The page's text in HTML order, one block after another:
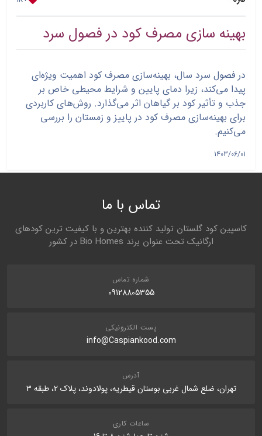
بهینه سازی مصرف کود در فصول سرد
در فصول سرد سال، بهینه‌سازی مصرف کود اهمیت ویژه‌ای
پیدا می‌کند، زیرا دمای پایین و شرایط محیطی خاص بر
جذب و تأثیر کود بر گیاهان اثر می‌گذارد. روش‌های کاربردی
برای بهینه‌سازی مصرف کود در پاییز و زمستان را بررسی
می‌کنیم.
1403/06/01
تماس با ما
کاسپین کود گلستان تولید کننده بهترین و با کیفیت ترین کودهای
ارگانیک تحت عنوان برند Bio Homes در کشور
شماره تماس
09128805355
پست الکترونیکی
info@Caspiankood.com
آدرس
تهران، ضلع شمال غربی بوستان قیطریه، پولادوند، پلاک 2، طبقه 3
ساعات کاری